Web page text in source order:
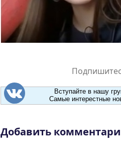
Вступайте в нашу
Самые интерестные
Добавить